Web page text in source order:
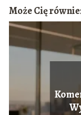
Może Cię